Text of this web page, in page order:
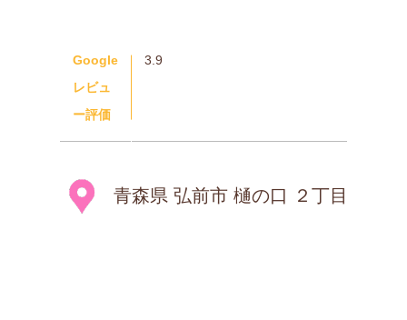
Google
レビュ
ー評価
3.9
青森県 弘前市 樋の口 ２丁目